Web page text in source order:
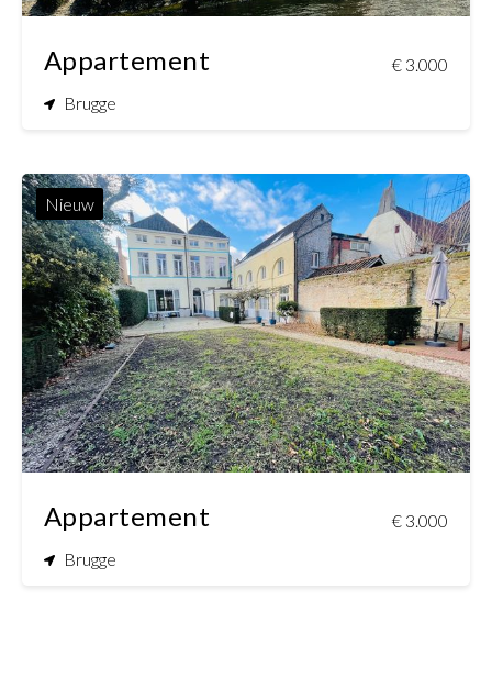
Appartement
€ 3.000
Brugge
Nieuw
250 m²
Appartement
€ 3.000
Brugge